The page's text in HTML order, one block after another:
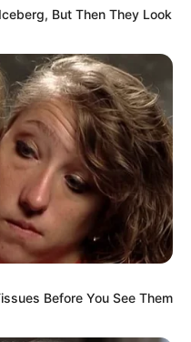
κρατικές επιχορηγήσεις
ασθενή με COVID
status/15918870481387
“δουλεύει” ή “όχι”
άλλη ιογενή λοίμωξη.
οι γιατροί που
– όπως ο Pierre Kory, ο
και όχι απλά να
But Then They Look
Before You See Them